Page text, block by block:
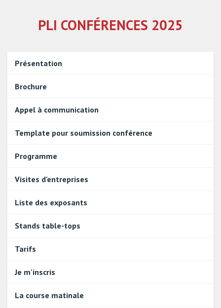
PLI CONFÉRENCES 2025
Présentation
Brochure
Appel à communication
Template pour soumission conférence
Programme
Visites d'entreprises
Liste des exposants
Stands table-tops
Tarifs
Je m'inscris
La course matinale